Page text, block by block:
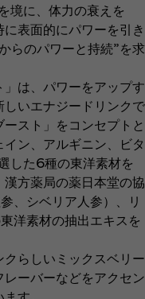
境に、体力の衰えを
表面的にパワーを引き
らのパワーと持続”を求
は、パワーをアップす
いエナジードリンクで
スト」をコンセプトと
ン、アルギニン、ビタ
した6種の東洋素材を
方薬局の薬日本堂の協
、シベリア人参）、リ
洋素材の抽出エキスを
らしいミックスベリー
ーバーなどをアクセン
す。